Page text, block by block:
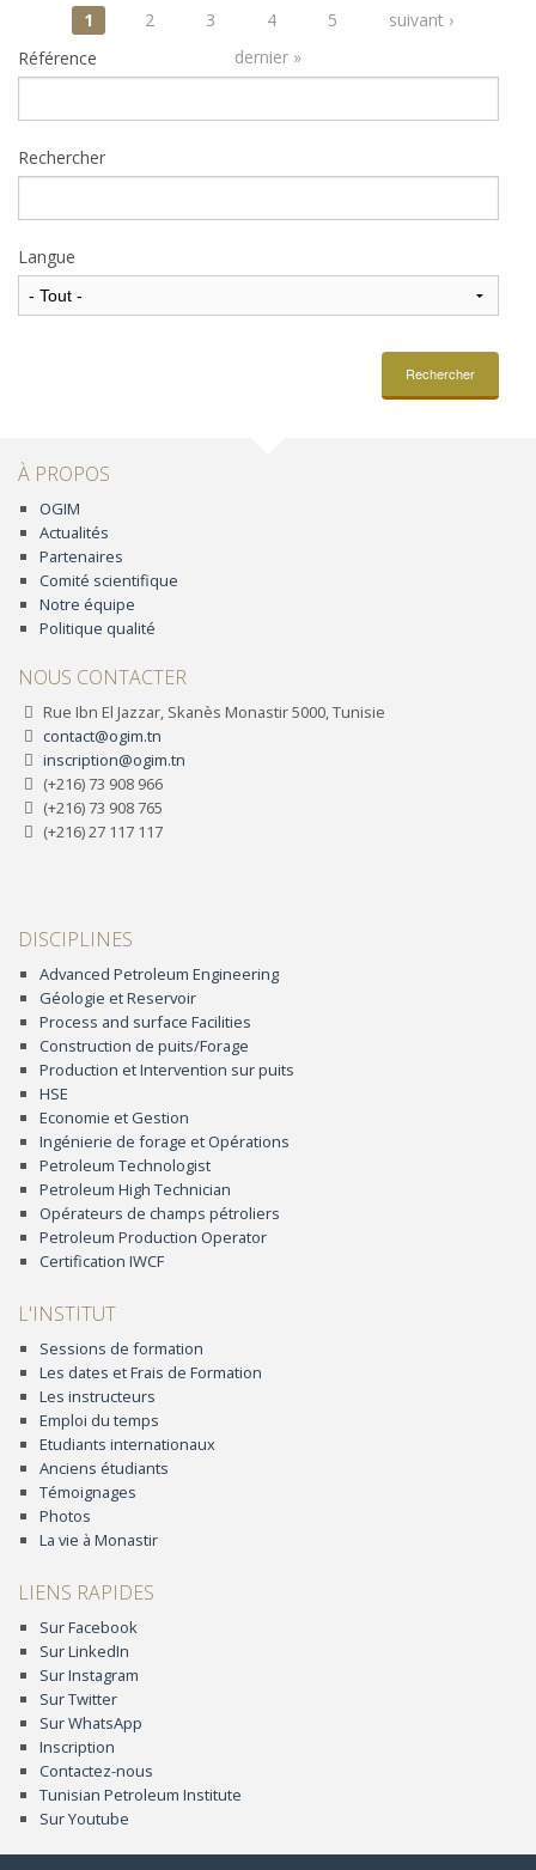
Pages
1 2 3 4 5
suivant ›
dernier »
Référence
Rechercher
Langue
Rechercher
À PROPOS
OGIM
Actualités
Partenaires
Comité scientifique
Notre équipe
Politique qualité
NOUS CONTACTER
Rue Ibn El Jazzar, Skanès Monastir 5000, Tunisie
contact@ogim.tn
inscription@ogim.tn
(+216) 73 908 966
(+216) 73 908 765
(+216) 27 117 117
DISCIPLINES
Advanced Petroleum Engineering
Géologie et Reservoir
Process and surface Facilities
Construction de puits/Forage
Production et Intervention sur puits
HSE
Economie et Gestion
Ingénierie de forage et Opérations
Petroleum Technologist
Petroleum High Technician
Opérateurs de champs pétroliers
Petroleum Production Operator
Certification IWCF
L'INSTITUT
Sessions de formation
Les dates et Frais de Formation
Les instructeurs
Emploi du temps
Etudiants internationaux
Anciens étudiants
Témoignages
Photos
La vie à Monastir
LIENS RAPIDES
Sur Facebook
Sur LinkedIn
Sur Instagram
Sur Twitter
Sur WhatsApp
Inscription
Contactez-nous
Tunisian Petroleum Institute
Sur Youtube